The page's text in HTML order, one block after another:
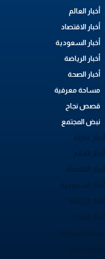
أخبار العالم
أخبار الاقتصاد
أخبار السعودية
أخبار الرياضة
أخبار الصحة
مساحة معرفية
قصص نجاح
نبض المجتمع
عاجلة
العالم
الاقتصاد